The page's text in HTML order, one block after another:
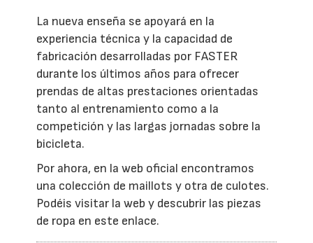
La nueva enseña se apoyará en la
experiencia técnica y la capacidad de
fabricación desarrolladas por FASTER
durante los últimos años para ofrecer
prendas de altas prestaciones orientadas
tanto al entrenamiento como a la
competición y las largas jornadas sobre la
bicicleta.
Por ahora, en la web oficial encontramos
una colección de maillots y otra de culotes.
Podéis visitar la web y descubrir las piezas
de ropa en este enlace.